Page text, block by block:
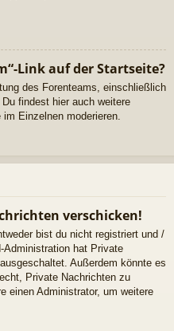
Link auf der Startseite?
des Forenteams, einschließlich
findest hier auch weitere
im Einzelnen moderieren.
verschicken!
bist du nicht registriert und /
Administration hat Private
Außerdem könnte es
Private Nachrichten zu
einen Administrator, um weitere